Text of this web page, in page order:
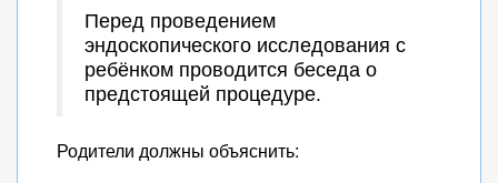
Перед проведением
эндоскопического исследования с
ребёнком проводится беседа о
предстоящей процедуре.
Родители должны объяснить: